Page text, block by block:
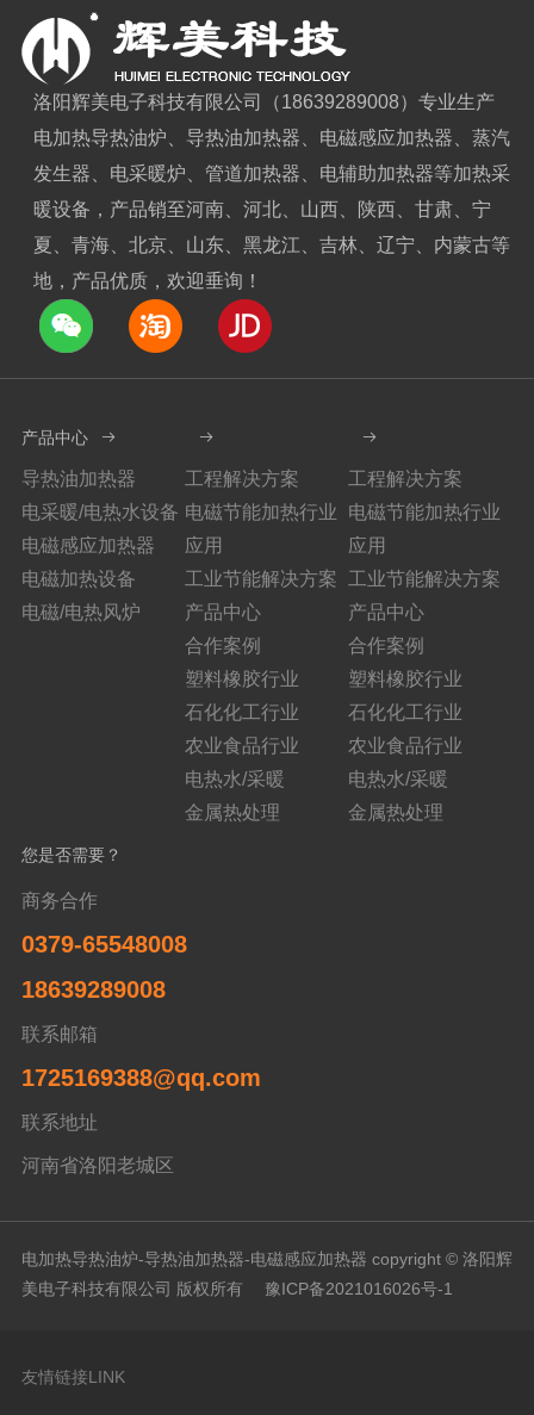
洛阳辉美电子科技有限公司（18639289008）专业生产
电加热导热油炉、导热油加热器、电磁感应加热器、蒸汽
发生器、电采暖炉、管道加热器、电辅助加热器等加热采
暖设备，产品销至河南、河北、山西、陕西、甘肃、宁
夏、青海、北京、山东、黑龙江、吉林、辽宁、内蒙古等
地，产品优质，欢迎垂询！
产品中心
导热油加热器
电采暖/电热水设备
电磁感应加热器
电磁加热设备
电磁/电热风炉
工程解决方案
电磁节能加热行业
应用
工业节能解决方案
产品中心
合作案例
塑料橡胶行业
石化化工行业
农业食品行业
电热水/采暖
金属热处理
工程解决方案
电磁节能加热行业
应用
工业节能解决方案
产品中心
合作案例
塑料橡胶行业
石化化工行业
农业食品行业
电热水/采暖
金属热处理
您是否需要？
商务合作
0379-65548008
18639289008
联系邮箱
1725169388@qq.com
联系地址
河南省洛阳老城区
电加热导热油炉-导热油加热器-电磁感应加热器 copyright © 洛阳辉
美电子科技有限公司 版权所有
豫ICP备2021016026号-1
友情链接LINK